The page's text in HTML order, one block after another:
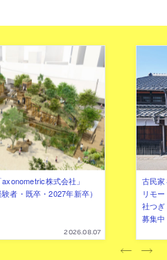
株式会社」
者・既卒・2027年新卒）
2026.08.07
古民
リモ
社つ
募集中